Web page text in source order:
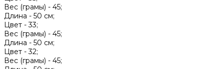
Вес (грамы) - 45;
Длина - 50 см;
Цвет -33;
Вес (грамы) - 45;
Длина - 50 см;
Цвет -32;
Вес (грамы) - 45;